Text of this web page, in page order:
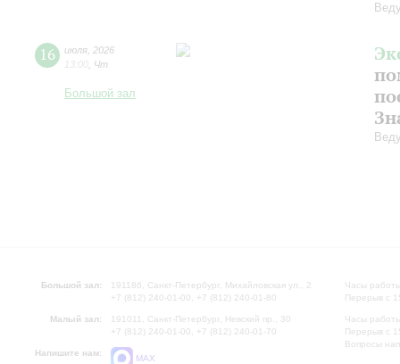
16 июля 2026
13:00 Чт
Большой зал
Большой зал:
191186, Санкт-Петербург, Михайловская ул., 2
+7 (812) 240-01-00, +7 (812) 240-01-80
Малый зал:
191011, Санкт-Петербург, Невский пр., 30
+7 (812) 240-01-00, +7 (812) 240-01-70
Напишите нам:
MAX
Часы
Перерыв с
Часы
Перерыв с
Вопросы